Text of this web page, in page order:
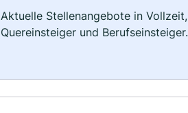
Aktuelle Stellenangebote in
Quereinsteiger und